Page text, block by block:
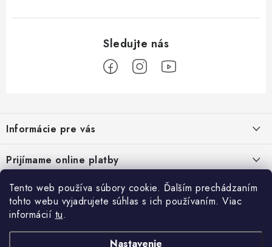
Tento web používa súbory cookie. Ďalším prechádzaním
tohto webu vyjadrujete súhlas s ich používaním. Viac
informácií tu.
Nastavenie
p
ä
t
Informácie pre vás
Reklamačný poriadok - formulár
Kontakt
Prijímame online platby
Prihlásenie
E-mail
Facebook